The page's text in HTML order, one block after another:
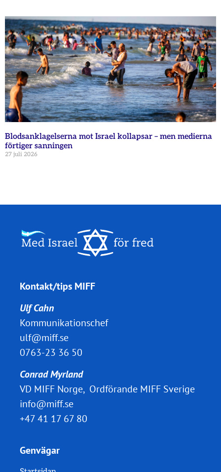
Blodsanklagelserna mot Israel kollapsar – men medierna
förtiger sanningen
27 juli 2026
Kontakt/tips MIFF
Ulf Cahn
Kommunikationschef
ulf@miff.se
0763-23 36 50
Conrad Myrland
VD MIFF Norge, Ordförande MIFF Sverige
info@miff.se
+47 41 17 67 80
Genvägar